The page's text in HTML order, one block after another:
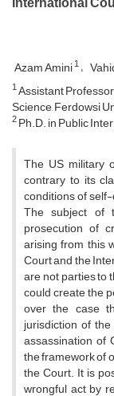
Azam Amini1
1Assistant
Science, Ferdowsi
2Ph.D. in Public
The US military
contrary to its
conditions of
The subject of
prosecution of
arising from this
Court and the
are not parties to
could create the
over the case
jurisdiction of
assassination of
the framework of
the Court. It is
wrongful act by